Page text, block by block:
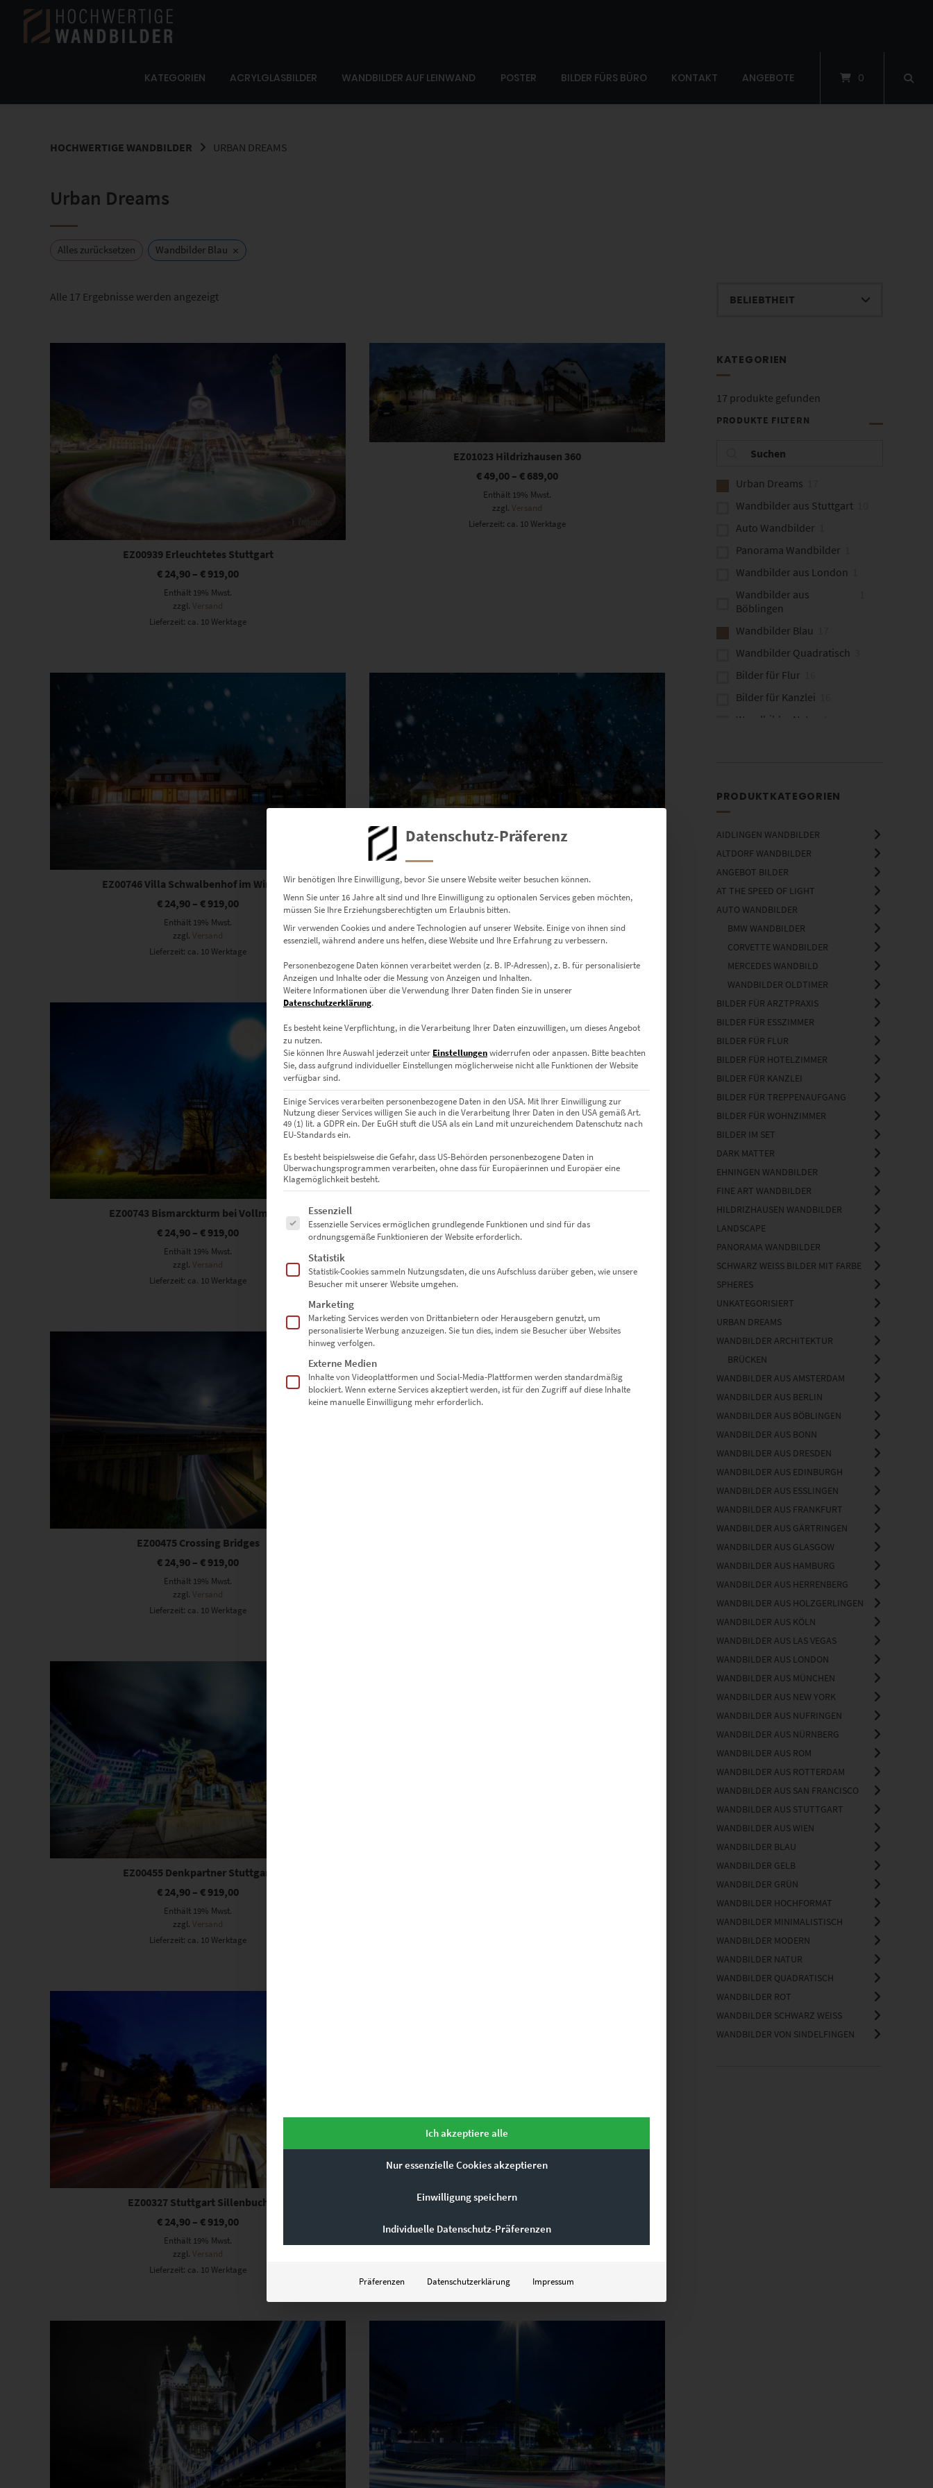
Springe
Inhalt
KATEGORIEN ACRYLGLASBILDER WANDBILDER AUF LEINWAND POSTER BILDER FÜRS BÜRO KONTAKT ANGEBOTE 0
HOCHWERTIGE WANDBILDER URBAN DREAMS
Urban Dreams
Alles zurücksetzen Wandbilder Blau ×
Alle 17 Ergebnisse werden angezeigtNach
Dieses Produkt weist mehrere Varianten auf. Die Optionen können auf der Produktseite gewählt werden
EZ00939 Erleuchtetes Stuttgart
€ 24,90 –€ 919,00
Enthält 19% Mwst.
zzgl.Versand
Lieferzeit: ca. 10 Werktage
Dieses Produkt weist mehrere Varianten auf. Die Optionen können auf der Produktseite gewählt werden
EZ01023 Hildrizhausen 360
€49,00 –€ 689,00
Enthält 19% Mwst.
zzgl.Versand
Lieferzeit: ca. 10 Werktage
Dieses Produkt weist mehrere Varianten auf. Die Optionen können auf der Produktseite gewählt werden
EZ00746 Villa Schwalbenhof im Winter II
€ 24,90 –€ 919,00
Enthält 19% Mwst.
zzgl.Versand
Lieferzeit: ca. 10 Werktage
Dieses Produkt weist mehrere Varianten auf. Die Optionen können auf der Produktseite gewählt werden
EZ00745 Villa Schwalbenhof im Winter
€24,90–€919,00
zzgl.
Versand
Dieses Produkt weist mehrere Varianten auf. Die Optionen können auf der Produktseite gewählt werden
EZ00743 Bismarckturm bei Vollmond
€ 24,90 –€ 919,00
Enthält 19% Mwst.
zzgl.Versand
Lieferzeit: ca. 10 Werktage
€24,90–
Dieses Produkt weist mehrere Varianten auf. Die Optionen können auf der Produktseite gewählt werden
EZ00475 Crossing Bridges
€ 24,90 –€ 919,00
Enthält 19% Mwst.
zzgl.Versand
Lieferzeit: ca. 10 Werktage
Dieses Produkt weist mehrere Varianten auf. Die Optionen können auf der Produktseite gewählt werden
Dieses Produkt weist mehrere Varianten auf. Die Optionen können auf der Produktseite gewählt werden
EZ00455 Denkpartner Stuttgart
€ 24,90 –€ 919,00
Enthält 19% Mwst.
zzgl.Versand
Lieferzeit: ca. 10 Werktage
Dieses Produkt weist mehrere Varianten auf. Die Optionen können auf der Produktseite gewählt werden
EZ00327 Stuttgart Sillenbuch
€ 24,90 –€ 919,00
Enthält 19% Mwst.
zzgl.Versand
Lieferzeit: ca. 10 Werktage
EZ00736 Bridging Böblingen
Dieses Produkt weist mehrere Varianten auf. Die Optionen können auf der Produktseite gewählt werden Dieses Produkt weist mehrere Varianten auf. Die Optionen können auf der Produktseite gewählt werden
KATEGORIEN
17 produkte gefunden
PRODUKTE FILTERN
Urban Dreams
Wandbilder aus Stuttgart
Auto Wandbilder
Panorama Wandbilder
Wandbilder aus London
Wandbilder aus
Böblingen
Wandbilder Blau
Wandbilder Quadratisch
Bilder für Flur
Bilder für Kanzlei
Wandbilder Natur
PRODUKTKATEGORIEN
AIDLINGEN WANDBILDER
ALTDORF WANDBILDER
ANGEBOT BILDER
AT THE SPEED OF LIGHT
AUTO WANDBILDER
BMW WANDBILDER
CORVETTE WANDBILDER
MERCEDES WANDBILD
WANDBILDER OLDTIMER
BILDER FÜR ARZTPRAXIS
BILDER FÜR ESSZIMMER
BILDER FÜR FLUR
BILDER FÜR HOTELZIMMER
BILDER FÜR KANZLEI
BILDER FÜR TREPPENAUFGANG
BILDER FÜR WOHNZIMMER
BILDER IM SET
DARK MATTER
EHNINGEN WANDBILDER
FINE ART WANDBILDER
HILDRIZHAUSEN WANDBILDER
LANDSCAPE
PANORAMA WANDBILDER
SCHWARZ WEISS BILDER MIT FARBE
SPHERES
UNKATEGORISIERT
URBAN DREAMS
WANDBILDER ARCHITEKTUR
BRÜCKEN
WANDBILDER AUS AMSTERDAM
WANDBILDER AUS BERLIN
WANDBILDER AUS BÖBLINGEN
WANDBILDER AUS BONN
WANDBILDER AUS DRESDEN
WANDBILDER AUS EDINBURGH
WANDBILDER AUS ESSLINGEN
WANDBILDER AUS FRANKFURT
WANDBILDER AUS GÄRTRINGEN
WANDBILDER AUS GLASGOW
WANDBILDER AUS HAMBURG
WANDBILDER AUS HERRENBERG
WANDBILDER AUS HOLZGERLINGEN
WANDBILDER AUS KÖLN
WANDBILDER AUS LAS VEGAS
WANDBILDER AUS LONDON
WANDBILDER AUS MÜNCHEN
WANDBILDER AUS NEW YORK
WANDBILDER AUS NUFRINGEN
WANDBILDER AUS NÜRNBERG
WANDBILDER AUS ROM
WANDBILDER AUS ROTTERDAM
WANDBILDER AUS SAN FRANCISCO
WANDBILDER AUS STUTTGART
WANDBILDER AUS WIEN
WANDBILDER BLAU
WANDBILDER GELB
WANDBILDER GRÜN
WANDBILDER HOCHFORMAT
WANDBILDER MINIMALISTISCH
WANDBILDER MODERN
WANDBILDER NATUR
WANDBILDER QUADRATISCH
WANDBILDER ROT
WANDBILDER SCHWARZ WEISS
WANDBILDER VON SINDELFINGEN
Datenschutz-Präferenz
Wir benötigen Ihre Einwilligung, bevor Sie unsere Website weiter besuchen können.
Wenn Sie unter 16 Jahre alt sind und Ihre Einwilligung zu optionalen Services geben möchten,
müssen Sie Ihre Erziehungsberechtigten um Erlaubnis bitten.
Wir verwenden Cookies und andere Technologien auf unserer Website. Einige von ihnen sind
essenziell, während andere uns helfen, diese Website und Ihre Erfahrung zu verbessern.
Personenbezogene Daten können verarbeitet werden (z. B. IP-Adressen), z. B. für personalisierte
Anzeigen und Inhalte oder die Messung von Anzeigen und Inhalten.
Weitere Informationen über die Verwendung Ihrer Daten finden Sie in unserer
Datenschutzerklärung.
Es besteht keine Verpflichtung, in die Verarbeitung Ihrer Daten einzuwilligen, um dieses Angebot
zu nutzen.
Sie können Ihre Auswahl jederzeit unter Einstellungenwiderrufen oder anpassen. Bitte beachten
Sie, dass aufgrund individueller Einstellungen möglicherweise nicht alle Funktionen der Website
verfügbar sind.
Einige Services verarbeiten personenbezogene Daten in den USA. Mit Ihrer Einwilligung zur
Nutzung dieser Services willigen Sie auch in die Verarbeitung Ihrer Daten in den USA gemäß Art.
49 (1) lit. a GDPR ein. Der EuGH stuft die USA als ein Land mit unzureichendem Datenschutz nach
EU-Standards ein.
Es besteht beispielsweise die Gefahr, dass US-Behörden personenbezogene Daten in
Überwachungsprogrammen verarbeiten, ohne dass für Europäerinnen und Europäer eine
Klagemöglichkeit besteht.
Es folgt eine Liste der Service-Gruppen, für die eine Einwilligung erteilt werden kann. Die erste Service-Gruppe ist essenziell und kann nicht
Essenziell
Essenzielle Services ermöglichen grundlegende Funktionen und sind für das
ordnungsgemäße Funktionieren der Website erforderlich.
Statistik
Statistik-Cookies sammeln Nutzungsdaten, die uns Aufschluss darüber geben, wie unsere
Besucher mit unserer Website umgehen.
Marketing
Marketing Services werden von Drittanbietern oder Herausgebern genutzt, um
personalisierte Werbung anzuzeigen. Sie tun dies, indem sie Besucher über Websites
hinweg verfolgen.
Externe Medien
Inhalte von Videoplattformen und Social-Media-Plattformen werden standardmäßig
blockiert. Wenn externe Services akzeptiert werden, ist für den Zugriff auf diese Inhalte
keine manuelle Einwilligung mehr erforderlich.
Ich akzeptiere alle
Nur essenzielle Cookies akzeptieren
Einwilligung speichern
Individuelle Datenschutz-Präferenzen
Präferenzen Datenschutzerklärung Impressum